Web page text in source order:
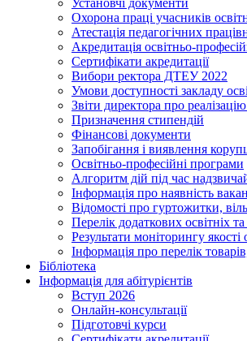
Установчі документи
Охорона праці учасників
Атестація педагогічних
Акредитація освітньо-
Сертифікати акредитації
Вибори ректора ДТЕУ 2022
Умови доступності закладу
Звіти директора про
Призначення стипендій
Фінансові документи
Запобігання і виявлення
Освітньо-професійні програми
Алгоритм дій під час
Інформація про наявність
Відомості про гуртожитки,
Перелік додаткових освітніх
Результати моніторингу якості
Інформація про перелік
Бібліотека
Інформація для абітурієнтів
Вступ 2026
Онлайн-консультації
Підготовчі курси